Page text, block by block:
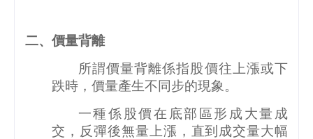
二、價量背離
所謂價量背離係指股價往上漲或下
跌時，價量產生不同步的現象。
一種係股價在底部區形成大量成
交，反彈後無量上漲，直到成交量大幅